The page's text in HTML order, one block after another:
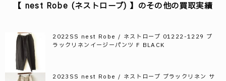
【 nest Robe (ネストローブ) 】のその他の買取実績
2022SS nest Robe / ネストローブ 01222-1229 ブ
ラックリネンイージーパンツ F BLACK
2023SS nest Robe / ネストローブ ブラックリネン サ